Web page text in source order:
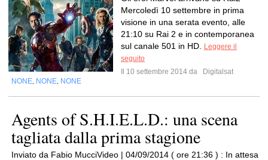
Mercoledì 10 settembre in prima
visione in una serata evento, alle
21:10 su Rai 2 e in contemporanea
sul canale 501 in HD.
Leggere il
seguito
Il 10 settembre 2014 da
Digitalsat
NONE NONE NONE
Agents of S.H.I.E.L.D.: una scena
tagliata dalla prima stagione
Inviato da Fabio MucciVideo | 04/09/2014 ( ore 21:36 ) : In attesa